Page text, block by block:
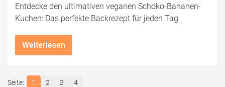
Entdecke den ultimativen veganen Schoko-Bananen-
Kuchen: Das perfekte Backrezept für jeden Tag
Weiterlesen
1 2 3 4